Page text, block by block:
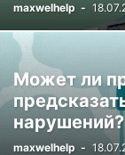
maxwelhelp -
Может ли
нарушений?
maxwelhelp -